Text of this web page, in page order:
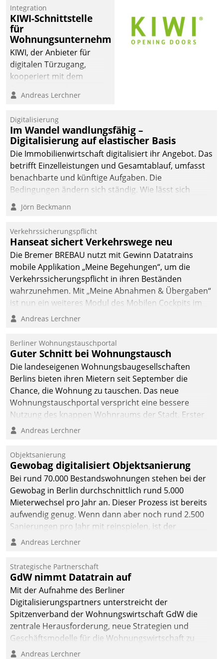
Integration
KIWI-Schnittstelle
für
Wohnungsunternehmen
KIWI, der Anbieter für
digitalen Türzugang,
kooperiert mit dem
Softwareentwicklungshaus
Andreas Lerchner
Digitalisierung
Im Wandel wandlungsfähig –
Digitalisierung auf elastischer Basis
Die Immobilienwirtschaft digitalisiert ihr Angebot. Das
betrifft Einzelleistungen und Gesamtablauf, umfasst
benachbarte und künftige Aufgaben. Die
Bedingungen ändern sich ständig. Wie lässt sich
technisch die Kontrolle wahren und zugleich Freiraum
fürs Wachsen öffnen?
Jörn Beckmann
Verkehrssicherungspflicht
Hanseat sichert Verkehrswege neu
Die Bremer BREBAU nutzt mit Gewinn Datatrains
mobile Applikation „Meine Begehungen“, um die
Verkehrssicherungspflicht in ihren Beständen
wahrzunehmen. Mit „Meine Abnahmen & Übergaben“
ist nun ein weiteres Modul des Mobilen Cockpits im
Einsatz.
Andreas Lerchner
Berliner Wohnungstauschportal
Guter Schnitt bei Wohnungstausch
Die landeseigenen Wohnungsbaugesellschaften
Berlins bieten ihren Mietern seit September die
Chance, die Wohnung zu tauschen. Das neue
Wohnungstauschportal verspricht eine bessere
Nutzung des knappen Wohnraums der Stadt. Erster
Anwendungsfall für Datatrains Lösung API-Hub mit
Unternehmen.
Andreas Lerchner
Objektsanierung
Gewobag digitalisiert Objektsanierung
Bei rund 70.000 Bestandswohnungen stehen bei der
Gewobag in Berlin durchschnittlich rund 5.000
Mieterwechsel pro Jahr an. Dieser Prozess ist bereits
aufwendig genug. Wenn dann aber noch rund 2.500
Sanierungen pro Jahr mit reinspielen, ist der
Betreuungs- und Organisationsaufwand immens. Im
kommunale Wohnungsbauunternehmen daher
gemeinsam mit der Berliner Datatrain GmbH den
Teilprozess der Objektsanierung digitalisiert.
Andreas Lerchner
Strategische Partnerschaft
GdW nimmt Datatrain auf
Mit der Aufnahme des Berliner
Digitalisierungspartners unterstreicht der
Spitzenverband der Wohnungswirtschaft GdW die
zentrale Herausforderung, neue Strategien und
Geschäftsmodelle für die Wohnungswirtschaft zu
entwickeln.
Andreas Lerchner